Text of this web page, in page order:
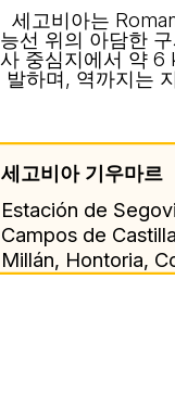
세고비아는
능선 위의 아담한
사 중심지에서 약 6
발하며, 역까지는
세고비아 기우마르
Estación de
Campos de
Millán, Hontoria,
Ciudad y Tierra de
Segovia, Castile